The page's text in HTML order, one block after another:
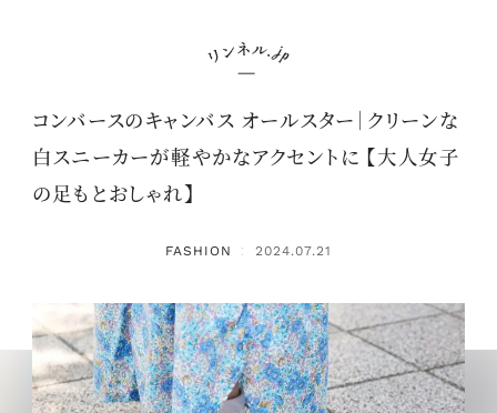
コンバースのキャンバス オールスター｜クリーンな
白スニーカーが軽やかなアクセントに 【大人女子
の足もとおしゃれ】
FASHION ： 2024.07.21